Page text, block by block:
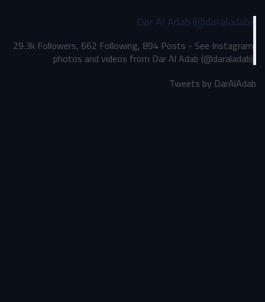
Dar Al Adab (@daraladab)
29.3k Followers, 662 Following, 894 Posts - See Instagram
photos and videos from Dar Al Adab (@daraladab)
Tweets by DarAlAdab